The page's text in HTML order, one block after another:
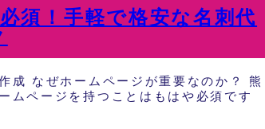
須！手軽で格安な名刺代
成 なぜホームページが重要なのか？ 熊
ムページを持つことはもはや必須です